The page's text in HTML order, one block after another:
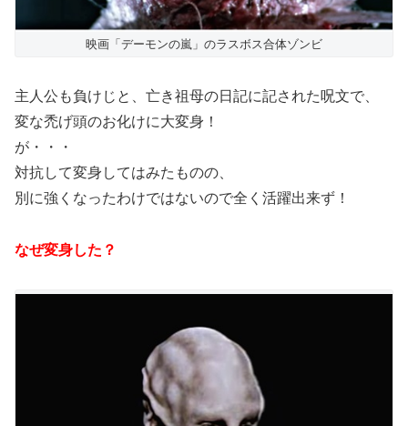
映画「デーモンの嵐」のラスボス合体ゾンビ
主人公も負けじと、亡き祖母の日記に記された呪文で、
変な禿げ頭のお化けに大変身！
が・・・
対抗して変身してはみたものの、
別に強くなったわけではないので全く活躍出来ず！
なぜ変身した？